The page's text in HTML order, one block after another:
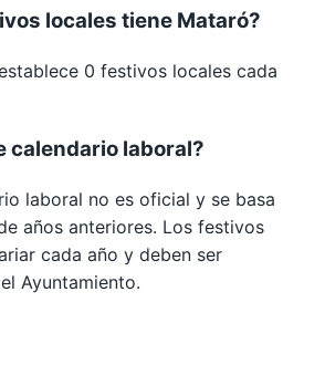
locales tiene Mataró?
0 festivos locales cada
calendario laboral?
laboral no es oficial y se basa
años anteriores. Los festivos
cada año y deben ser
Ayuntamiento.